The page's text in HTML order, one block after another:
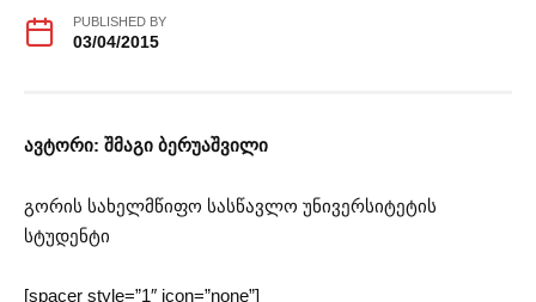
PUBLISHED BY
03/04/2015
ავტორი: შმაგი ბერუაშვილი
გორის სახელმწიფო სასწავლო უნივერსიტეტის
სტუდენტი
[spacer style=”1″ icon=”none”]